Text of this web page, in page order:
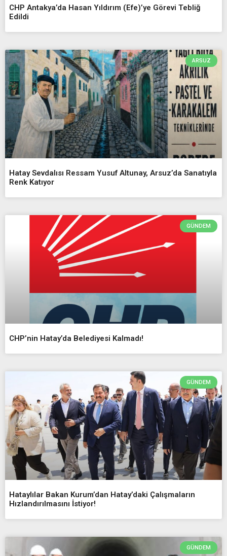
CHP Antakya’da Hasan Yıldırım (Efe)’ye Görevi Tebliğ
Edildi
ARSUZ
Hatay Sevdalısı Ressam Yusuf Altunay, Arsuz’da Sanatıyla
Renk Katıyor
GÜNDEM
CHP’nin Hatay’da Belediyesi Kalmadı!
GÜNDEM
Hataylılar Bakan Kurum’dan Hatay’daki Çalışmaların
Hızlandırılmasını İstiyor!
GÜNDEM